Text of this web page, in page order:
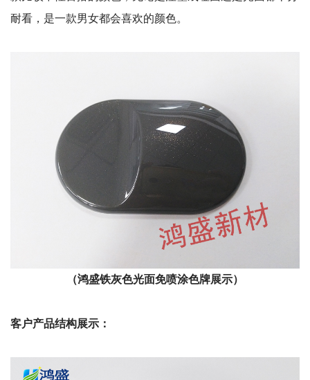
耐看，是一款男女都会喜欢的颜色。
（鸿盛铁灰色光面免喷涂色牌展示）
客户产品结构展示：